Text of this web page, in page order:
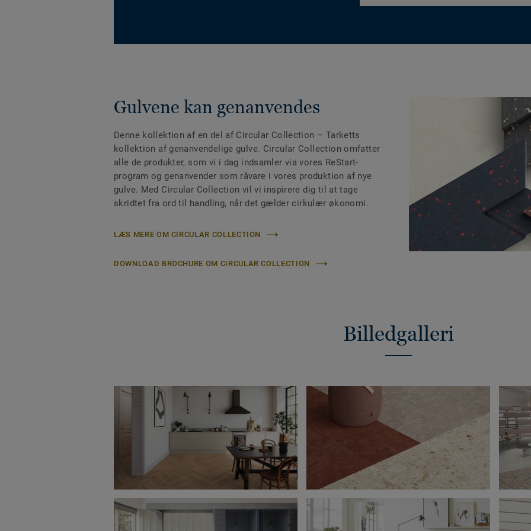
Gulvene kan genanvendes
Denne kollektion af en del af Circular Collection – Tarketts
kollektion af genanvendelige gulve. Circular Collection omfatter
alle de produkter, som vi i dag indsamler via vores ReStart-
program og genanvender som råvare i vores produktion af nye
gulve. Med Circular Collection vil vi inspirere dig til at tage
skridtet fra ord til handling, når det gælder cirkulær økonomi.
LÆS MERE OM CIRCULAR COLLECTION
DOWNLOAD BROCHURE OM CIRCULAR COLLECTION
Billedgalleri